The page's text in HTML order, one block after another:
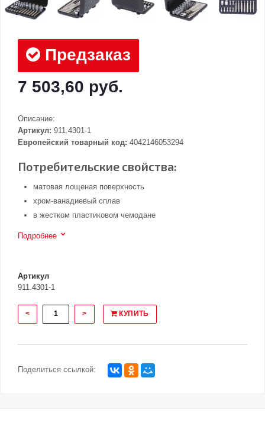
Предзаказ
7 503,60 руб.
Описание:
Артикул: 911.4301-1
Европейский товарный код: 4042146053294
Потребительские свойства:
матовая лощеная поверхность
хром-ванадиевый сплав
в жестком пластиковом чемодане
Подробнее
Артикул
911.4301-1
< > КУПИТЬ
Поделиться ссылкой: